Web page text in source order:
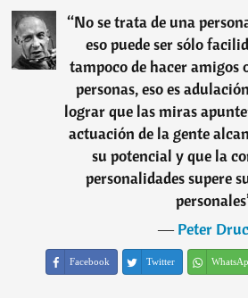
“No se trata de una
eso puede ser sólo
tampoco de hacer amigos
personas, eso es
lograr que las miras
actuación de la gente
su potencial y que la
personalidades supere
personales
―Peter
Facebook Twitter